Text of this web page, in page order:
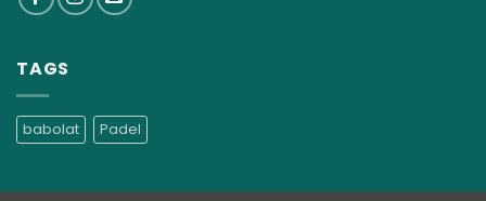
TAGS
babolat Padel